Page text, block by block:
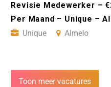
Revisie Medewerker –
Per Maand – Unique –
Unique
Almelo
Toon meer vacatures